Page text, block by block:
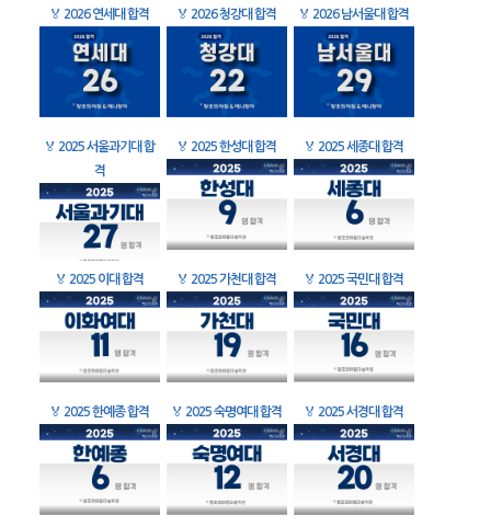
🏅 2026 연세대 합격 🏅 2026 청강대 합격 🏅 2026 남서울대 합격
🏅 2025 서울과기대 합
격
🏅 2025 한성대 합격 🏅 2025 세종대 합격
🏅 2025 이대 합격 🏅 2025 가천대 합격 🏅 2025 국민대 합격
🏅 2025 한예종 합격 🏅 2025 숙명여대 합격 🏅 2025 서경대 합격